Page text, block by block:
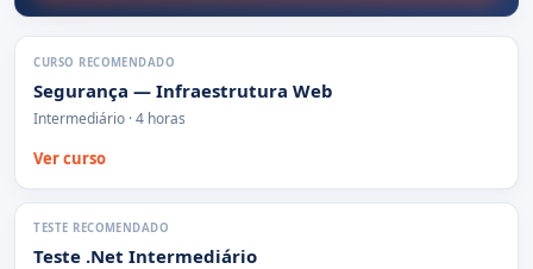
CURSO RECOMENDADO
Segurança — Infraestrutura Web
Intermediário · 4 horas
Ver curso
TESTE RECOMENDADO
Teste .Net Intermediário